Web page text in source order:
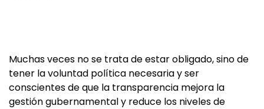
Muchas veces no se trata de estar obligado, sino de
tener la voluntad política necesaria y ser
conscientes de que la transparencia mejora la
gestión gubernamental y reduce los niveles de